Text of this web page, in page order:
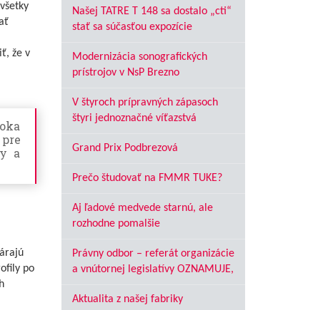
že v
a
po
Našej TATRE T 148 sa dostalo „cti“
stať sa súčasťou expozície
Modernizácia sonografických
prístrojov v NsP Brezno
V štyroch prípravných zápasoch
štyri jednoznačné víťazstvá
Grand Prix Podbrezová
Prečo študovať na FMMR TUKE?
Aj ľadové medvede starnú, ale
rozhodne pomalšie
Právny odbor – referát organizácie
a vnútornej legislatívy OZNAMUJE,
Aktualita z našej fabriky